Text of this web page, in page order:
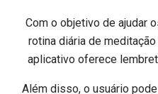
Com o objetivo de ajudar
rotina diária de
aplicativo oferece
Além disso, o usuário